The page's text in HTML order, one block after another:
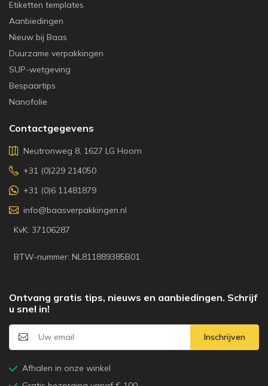
Etiketten templates
Aanbiedingen
Nieuw bij Baas
Duurzame verpakkingen
SUP-wetgeving
Bespaartips
Nanofolie
Contactgegevens
Neutronweg 8, 1627 LG Hoorn
+31 (0)229 214050
+31 (0)6 11481879
info@baasverpakkingen.nl
KvK: 37106287
BTW-nummer: NL811889385B01
Ontvang gratis tips, nieuws en aanbiedingen. Schrijf
u snel in!
Inschrijven
Afhalen in onze winkel